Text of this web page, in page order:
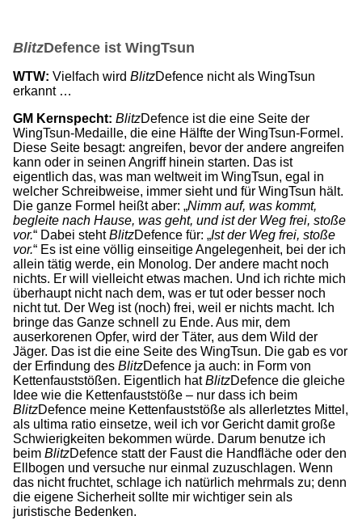
BlitzDefence ist WingTsun
WTW: Vielfach wird BlitzDefence nicht als WingTsun
erkannt …
GM Kernspecht: BlitzDefence ist die eine Seite der
WingTsun-Medaille, die eine Hälfte der WingTsun-Formel.
Diese Seite besagt: angreifen, bevor der andere angreifen
kann oder in seinen Angriff hinein starten. Das ist
eigentlich das, was man weltweit im WingTsun­, egal in
welcher Schreibweise, immer sieht und für WingTsun hält.
Die ganze Formel heißt aber: „Nimm auf, was kommt,
begleite nach Hause, was geht, und ist der Weg frei, stoße
vor.“ Dabei stehtBlitzDefence für: „Ist der Weg frei, stoße
vor.“ Es ist eine völlig einseitige Angelegenheit, bei der ich
allein tätig werde, ein Monolog. Der andere macht noch
nichts. Er will vielleicht etwas machen. Und ich richte mich
überhaupt nicht nach dem, was er tut oder besser noch
nicht tut. Der Weg ist (noch) frei, weil er nichts macht. Ich
bringe das Ganze schnell zu Ende. Aus mir, dem
auserkorenen Opfer, wird der Täter, aus dem Wild der
Jäger. Das ist die eine Seite des WingTsun. Die gab es vor
der Erfindung des BlitzDefence ja auch: in Form von
Kettenfauststößen. Eigentlich hatBlitzDefence die gleiche
Idee wie die Kettenfauststöße – nur dass ich beim
BlitzDefence meine Kettenfauststöße als allerletztes Mittel,
als ultima ratio einsetze, weil ich vor Gericht damit große
Schwierigkeiten bekommen würde. Darum benutze ich
beim BlitzDefence statt der Faust die Handfläche oder den
Ellbogen und versuche nur einmal zuzuschlagen. Wenn
das nicht fruchtet, schlage ich natürlich mehrmals zu; denn
die eigene Sicherheit sollte mir wichtiger sein als
juristische Bedenken.